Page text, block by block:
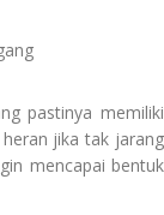
pastinya memiliki
jika tak jarang
mencapai bentuk